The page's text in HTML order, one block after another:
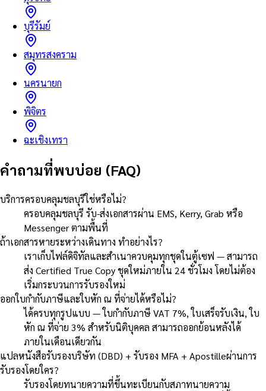
บุรีรัมย์
สมุทรสงคราม
นครนายก
พิจิตร
ฉะเชิงเทรา
คำถามที่พบบ่อย (FAQ)
บริการครอบคลุมชลบุรีใช่หรือไม่?
ครอบคลุมชลบุรี รับ-ส่งเอกสารผ่าน EMS, Kerry, Grab หรือ
Messenger ตามพื้นที่
ถ้าเอกสารหายระหว่างเดินทาง ทำอย่างไร?
เราเก็บไฟล์ดิจิทัลและสำเนาควบคุมทุกชุดในตู้เซฟ — สามารถ
ส่ง Certified True Copy ชุดใหม่ภายใน 24 ชั่วโมง โดยไม่ต้อง
เริ่มกระบวนการรับรองใหม่
ออกใบกำกับภาษีและใบหัก ณ ที่จ่ายได้หรือไม่?
ได้ครบทุกรูปแบบ — ใบกำกับภาษี VAT 7%, ใบเสร็จรับเงิน, ใบ
หัก ณ ที่จ่าย 3% สำหรับนิติบุคคล สามารถออกย้อนหลังได้
ภายในเดือนเดียวกัน
แปลหนังสือรับรองบริษัท (DBD) + รับรอง MFA + Apostilleผ่านการ
รับรองโดยใคร?
รับรองโดยทนายความที่ขึ้นทะเบียนกับสภาทนายความ